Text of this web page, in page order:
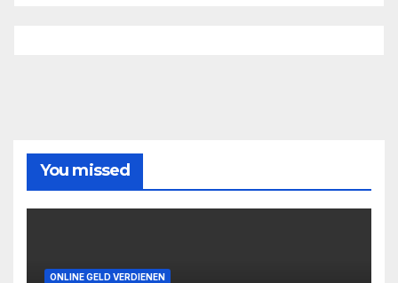
You missed
ONLINE GELD VERDIENEN